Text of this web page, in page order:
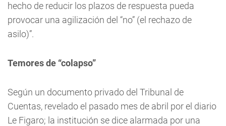
hecho de reducir los plazos de respuesta pueda
provocar una agilización del “no” (el rechazo de
asilo)”.
Temores de “colapso”
Según un documento privado del Tribunal de
Cuentas, revelado el pasado mes de abril por el diario
Le Figaro; la institución se dice alarmada por una